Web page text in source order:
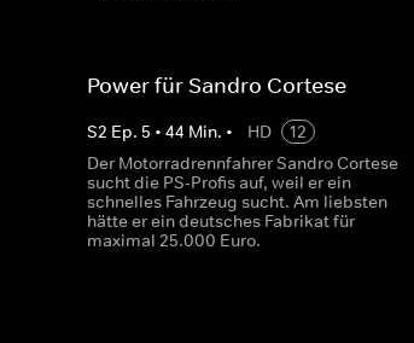
Power für Sandro Cortese
S2 Ep. 5 • 44 Min. • HD
12
Der Motorradrennfahrer Sandro Cortese
sucht die PS-Profis auf, weil er ein
schnelles Fahrzeug sucht. Am liebsten
hätte er ein deutsches Fabrikat für
maximal 25.000 Euro.